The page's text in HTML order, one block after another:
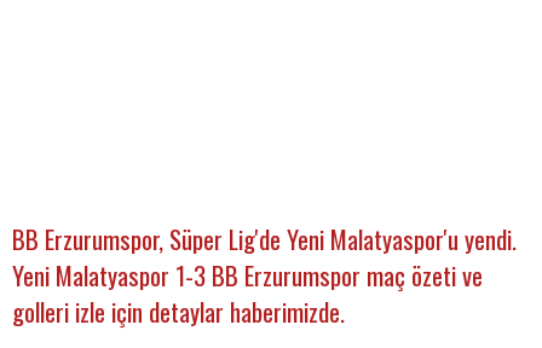
BB Erzurumspor, Süper Lig'de Yeni Malatyaspor'u yendi.
Yeni Malatyaspor 1-3 BB Erzurumspor maç özeti ve
golleri izle için detaylar haberimizde.